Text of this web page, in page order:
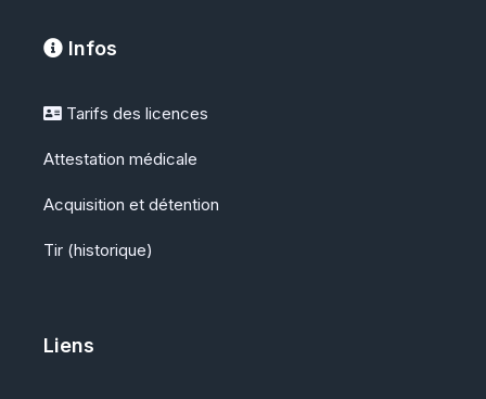
Infos
Tarifs des licences
Attestation médicale
Acquisition et détention
Tir (historique)
Liens